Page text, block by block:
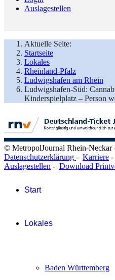
Auslagestellen
Aktuelle Seite:
Startseite
Lokales
Rheinland-Pfalz
Ludwigshafen am Rhein
Ludwigshafen-Süd:
Kinderspielplatz – Person
© MetropolJournal Rhein-Neckar
Datenschutzerklärung - Karriere -
Auslagestellen - Download
Start
Lokales
Baden Württemberg